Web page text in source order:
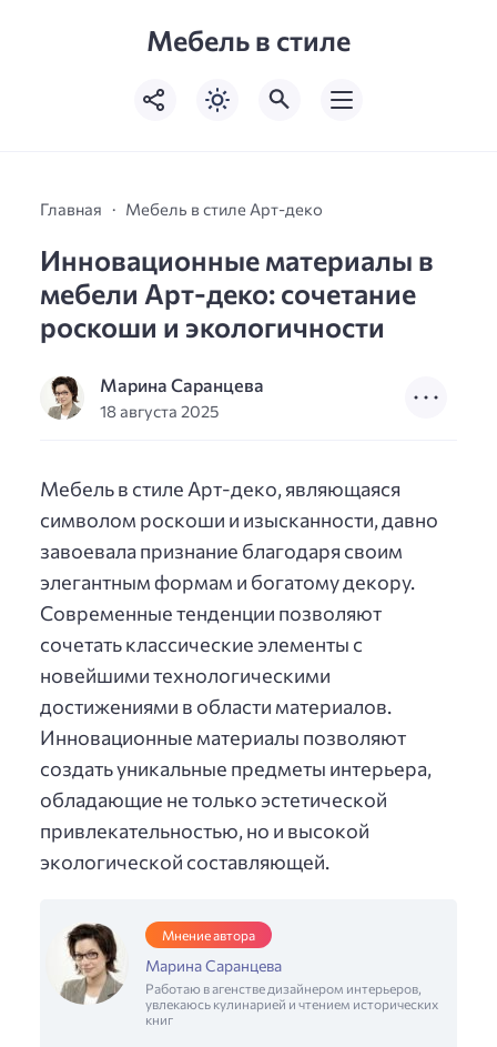
Мебель в стиле
Главная Мебель в стиле Арт-деко
Инновационные материалы в
мебели Арт-деко: сочетание
роскоши и экологичности
Марина Саранцева
18 августа 2025
Мебель в стиле Арт-деко, являющаяся
символом роскоши и изысканности, давно
завоевала признание благодаря своим
элегантным формам и богатому декору.
Современные тенденции позволяют
сочетать классические элементы с
новейшими технологическими
достижениями в области материалов.
Инновационные материалы позволяют
создать уникальные предметы интерьера,
обладающие не только эстетической
привлекательностью, но и высокой
экологической составляющей.
Мнение автора
Марина Саранцева
Работаю в агенстве дизайнером интерьеров,
увлекаюсь кулинарией и чтением исторических
книг